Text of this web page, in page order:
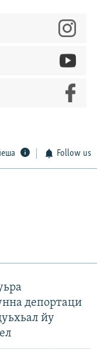
Follow us
депортаци
йу